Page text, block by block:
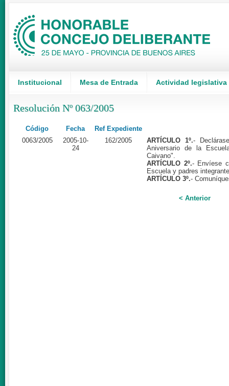
Institucional Mesa de Entrada Actividad legislativa
Resolución Nº 063/2005
Código Fecha
Ref Expediente
0063/2005
2005-10-
24
162/2005 ARTÍCULO 1º.-
Aniversario de la
Caivano".
ARTÍCULO 2º.- Envíese
Escuela y padres
ARTÍCULO 3º.-
< Anterior